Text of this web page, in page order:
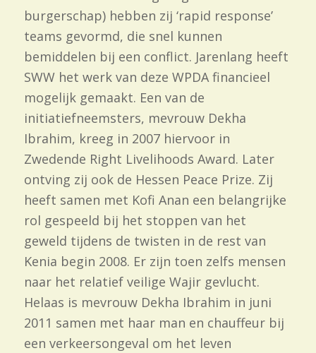
burgerschap) hebben zij ‘rapid response’
teams gevormd, die snel kunnen
bemiddelen bij een conflict. Jarenlang heeft
SWW het werk van deze WPDA financieel
mogelijk gemaakt. Een van de
initiatiefneemsters, mevrouw Dekha
Ibrahim, kreeg in 2007 hiervoor in
Zwedende Right Livelihoods Award. Later
ontving zij ook de Hessen Peace Prize. Zij
heeft samen met Kofi Anan een belangrijke
rol gespeeld bij het stoppen van het
geweld tijdens de twisten in de rest van
Kenia begin 2008. Er zijn toen zelfs mensen
naar het relatief veilige Wajir gevlucht.
Helaas is mevrouw Dekha Ibrahim in juni
2011 samen met haar man en chauffeur bij
een verkeersongeval om het leven